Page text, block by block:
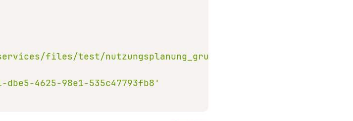
files/test/nutzungsplanung_grundnutzung_v.parquet'
dbe5-4625-98e1-535c47793fb8'